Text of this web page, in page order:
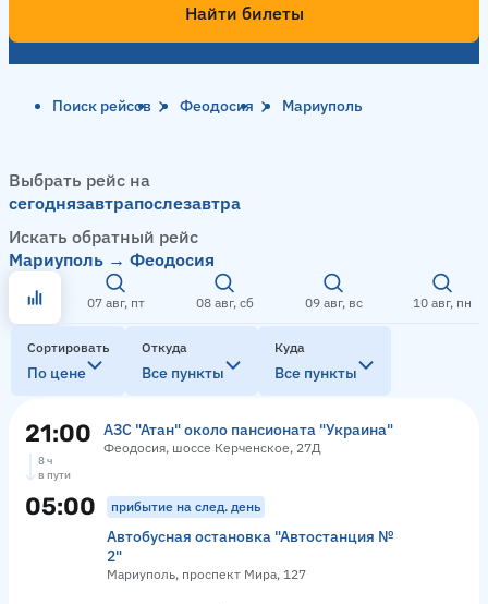
Найти билеты
Поиск рейсов Феодосия Мариуполь
Выбрать рейс на
сегоднязавтрапослезавтра
Искать обратный рейс
Мариуполь → Феодосия
07 авг, пт 08 авг, сб 09 авг, вс 10 авг, пн
Сортировать
По цене
Откуда
Все пункты
Куда
Все пункты
21:00 АЗС "Атан" около пансионата "Украина"
Феодосия, шоссе Керченское, 27Д
8 ч
в пути
05:00 прибытие на след. день
Автобусная остановка "Автостанция №
2"
Мариуполь, проспект Мира, 127